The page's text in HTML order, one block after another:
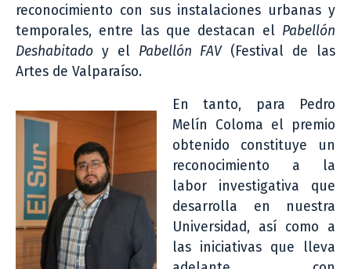
reconocimiento con sus instalaciones urbanas y
temporales, entre las que destacan el Pabellón
Deshabitado y el Pabellón FAV(Festival de las
Artes de Valparaíso.
En tanto, para Pedro
Melín Coloma el premio
obtenido constituye un
reconocimiento a la
labor investigativa que
desarrolla en nuestra
Universidad, así como a
las iniciativas que lleva